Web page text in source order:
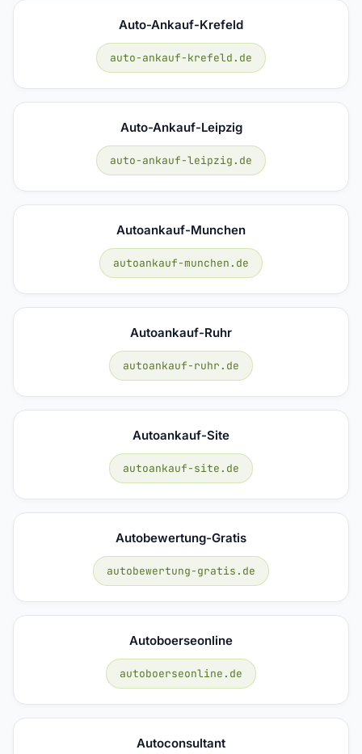
Auto-Ankauf-Krefeld
auto-ankauf-krefeld.de
Auto-Ankauf-Leipzig
auto-ankauf-leipzig.de
Autoankauf-Munchen
autoankauf-munchen.de
Autoankauf-Ruhr
autoankauf-ruhr.de
Autoankauf-Site
autoankauf-site.de
Autobewertung-Gratis
autobewertung-gratis.de
Autoboerseonline
autoboerseonline.de
Autoconsultant